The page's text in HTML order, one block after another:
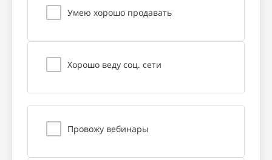
Умею хорошо продавать
Хорошо веду соц. сети
Провожу вебинары